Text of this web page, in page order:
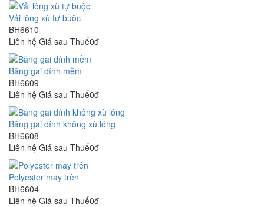
Vải lông xù tự buộc
BH6610
Liên hệ Giá sau Thuế0đ
Băng gai dính mềm
BH6609
Liên hệ Giá sau Thuế0đ
Băng gai dính không xù lông
BH6608
Liên hệ Giá sau Thuế0đ
Polyester may trên
BH6604
Liên hệ Giá sau Thuế0đ